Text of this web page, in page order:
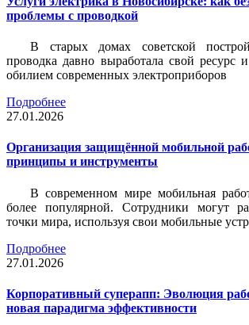
проблемы с проводкой
В старых домах советской
проводка давно выработала свой ресурс
обилием современных электроприборов
Подробнее
27.01.2026
Организация защищённой мобильной
принципы и инструменты
В современном мире мобильная
более популярной. Сотрудники могут
точки мира, используя свои мобильные
Подробнее
27.01.2026
Корпоративный суперапп: Эволюция
новая парадигма эффективности